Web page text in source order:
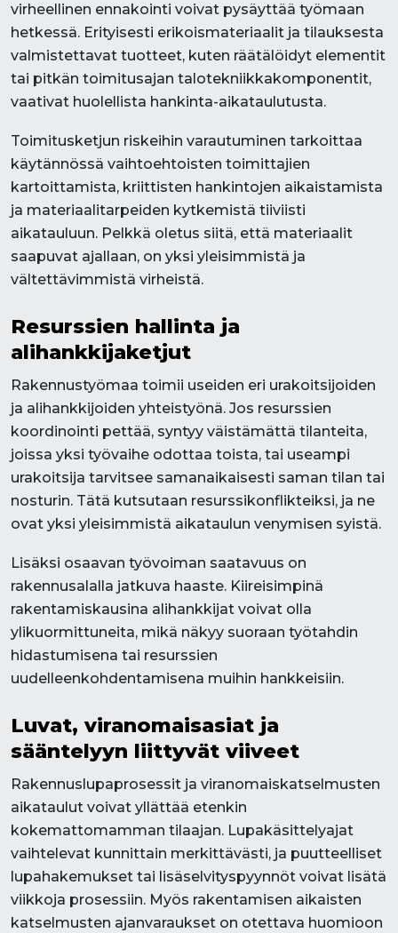
virheellinen ennakointi voivat pysäyttää työmaan
hetkessä. Erityisesti erikoismateriaalit ja tilauksesta
valmistettavat tuotteet, kuten räätälöidyt elementit
tai pitkän toimitusajan talotekniikkakomponentit,
vaativat huolellista hankinta-aikataulutusta.
Toimitusketjun riskeihin varautuminen tarkoittaa
käytännössä vaihtoehtoisten toimittajien
kartoittamista, kriittisten hankintojen aikaistamista
ja materiaalitarpeiden kytkemistä tiiviisti
aikatauluun. Pelkkä oletus siitä, että materiaalit
saapuvat ajallaan, on yksi yleisimmistä ja
vältettävimmistä virheistä.
Resurssien hallinta ja
alihankkijaketjut
Rakennustyömaa toimii useiden eri urakoitsijoiden
ja alihankkijoiden yhteistyönä. Jos resurssien
koordinointi pettää, syntyy väistämättä tilanteita,
joissa yksi työvaihe odottaa toista, tai useampi
urakoitsija tarvitsee samanaikaisesti saman tilan tai
nosturin. Tätä kutsutaan resurssikonflikteiksi, ja ne
ovat yksi yleisimmistä aikataulun venymisen syistä.
Lisäksi osaavan työvoiman saatavuus on
rakennusalalla jatkuva haaste. Kiireisimpinä
rakentamiskausina alihankkijat voivat olla
ylikuormittuneita, mikä näkyy suoraan työtahdin
hidastumisena tai resurssien
uudelleenkohdentamisena muihin hankkeisiin.
Luvat, viranomaisasiat ja
sääntelyyn liittyvät viiveet
Rakennuslupaprosessit ja viranomaiskatselmusten
aikataulut voivat yllättää etenkin
kokemattomamman tilaajan. Lupakäsittelyajat
vaihtelevat kunnittain merkittävästi, ja puutteelliset
lupahakemukset tai lisäselvityspyynnöt voivat lisätä
viikkoja prosessiin. Myös rakentamisen aikaisten
katselmusten ajanvaraukset on otettava huomioon